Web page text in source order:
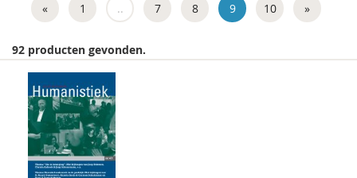
Michiel de Ronde
Marcel de Rooij
Joep Dohmen
Ireen Dubel
Joachim Duyndam
Maxime Essers
« 1 .. 7 8 9 10 »
92 producten gevonden.